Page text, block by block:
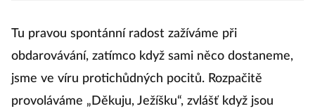
Tu pravou spontánní radost zažíváme při
obdarovávání, zatímco když sami něco dostaneme,
jsme ve víru protichůdných pocitů. Rozpačitě
provoláváme „Děkuju, Ježíšku“, zvlášť když jsou